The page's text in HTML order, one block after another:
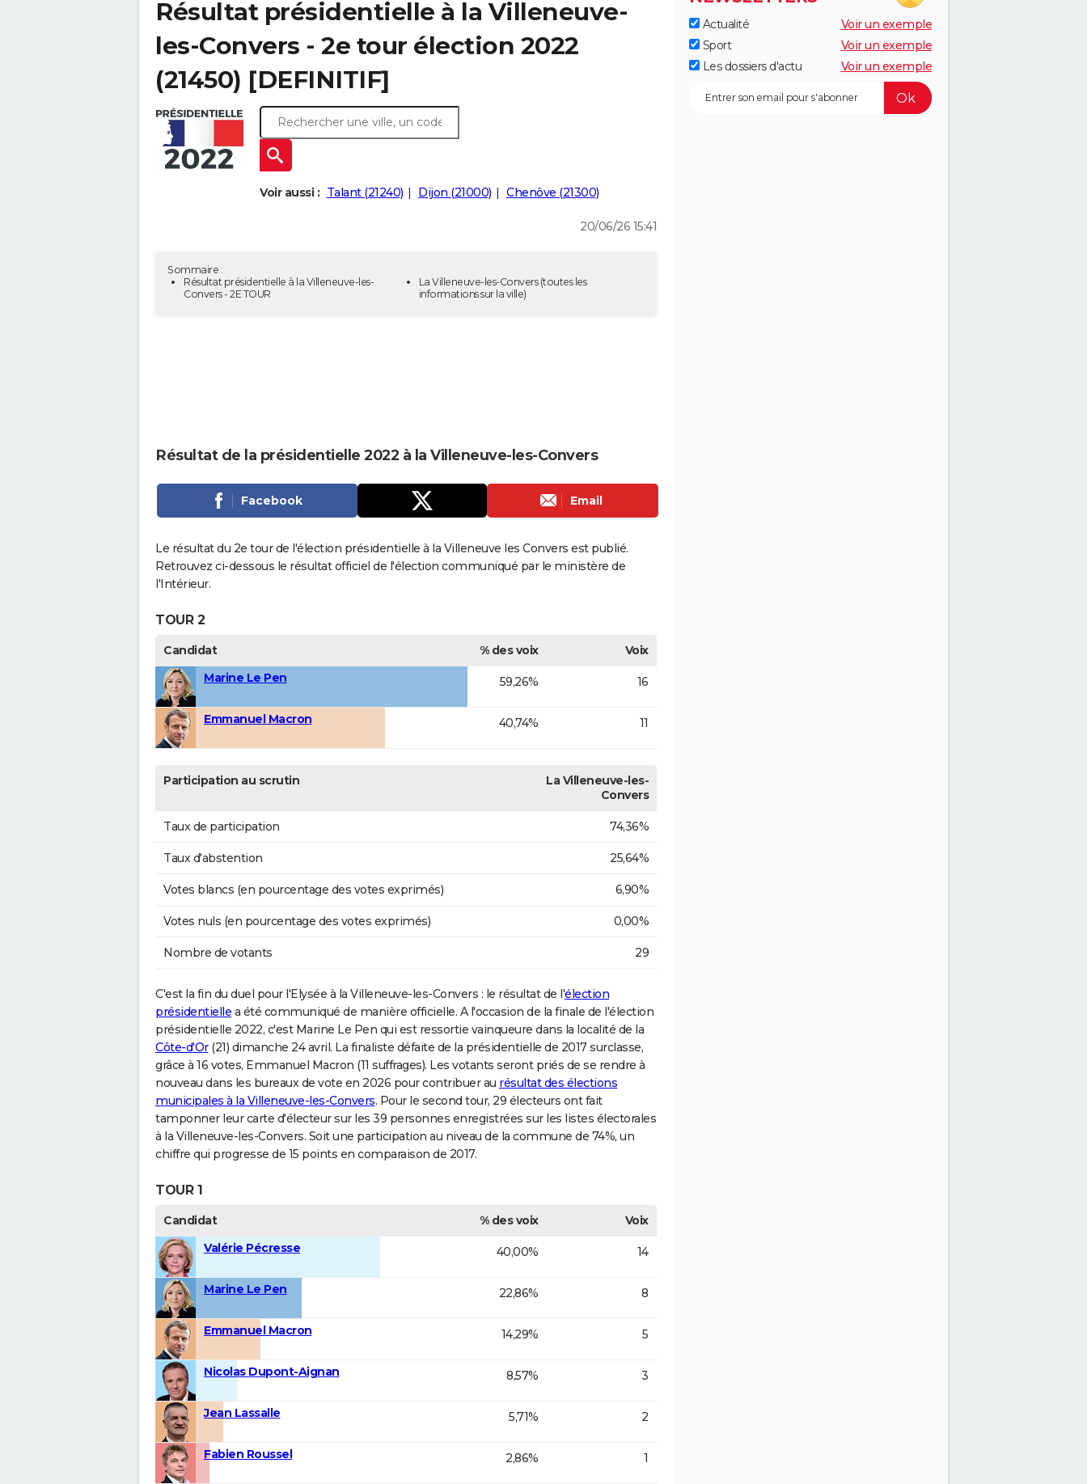
Résultat présidentielle à la Villeneuve-
les-Convers - 2e tour élection 2022
(21450) [DEFINITIF]
Voir aussi : Talant (21240) Dijon (21000) Chenôve (21300)
20/06/26 15:41
Sommaire :
Résultat présidentielle à la Villeneuve-les-
Convers - 2E TOUR
La Villeneuve-les-Convers(toutes les
informations sur la ville)
Résultat de la présidentielle 2022 à la Villeneuve-les-Convers
Facebook Email
Le résultat du 2e tour de l'élection présidentielle à la Villeneuve les Convers est publié.
Retrouvez ci-dessous le résultat officiel de l'élection communiqué par le ministère de
l'Intérieur.
TOUR 2
Candidat % des voix
Voix
Marine Le Pen
59,26% 16
Emmanuel Macron 40,74% 11
Participation au scrutin
La Villeneuve-les-
Convers
Taux de participation 74,36%
Taux d'abstention 25,64%
Votes blancs (en pourcentage des votes exprimés) 6,90%
Votes nuls (en pourcentage des votes exprimés) 0,00%
Nombre de votants 29
C'est la fin du duel pour l'Elysée à la Villeneuve-les-Convers : le résultat de l'élection
présidentielle a été communiqué de manière officielle. A l'occasion de la finale de l'élection
présidentielle 2022, c'est Marine Le Pen qui est ressortie vainqueure dans la localité de la
Côte-d'Or(21) dimanche 24 avril. La finaliste défaite de la présidentielle de 2017 surclasse,
grâce à 16 votes, Emmanuel Macron (11 suffrages). Les votants seront priés de se rendre à
nouveau dans les bureaux de vote en 2026 pour contribuer au résultat des élections
municipales à la Villeneuve-les-Convers. Pour le second tour, 29 électeurs ont fait
tamponner leur carte d'électeur sur les 39 personnes enregistrées sur les listes électorales
à la Villeneuve-les-Convers. Soit une participation au niveau de la commune de 74%, un
chiffre qui progresse de 15 points en comparaison de 2017.
TOUR 1
Candidat % des voix
Voix
Valérie Pécresse
40,00% 14
Marine Le Pen 22,86% 8
Emmanuel Macron 14,29% 5
Nicolas Dupont-Aignan 8,57% 3
Jean Lassalle 5,71% 2
Fabien Roussel 2,86% 1
Actualité
Voir un exemple
Sport
Voir un exemple
Les dossiers d'actu
Voir un exemple